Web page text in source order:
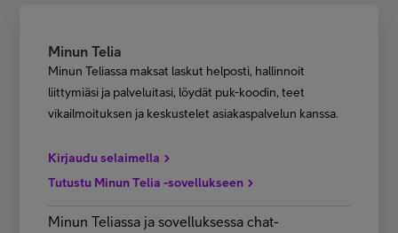
Minun Telia
Minun Teliassa maksat laskut helposti, hallinnoit
liittymiäsi ja palveluitasi, löydät puk-koodin, teet
vikailmoituksen ja keskustelet asiakaspalvelun kanssa.
Kirjaudu selaimella
Tutustu Minun Telia -sovellukseen
Minun Teliassa ja sovelluksessa chat-